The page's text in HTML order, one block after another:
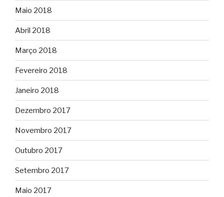
Maio 2018
Abril 2018
Março 2018
Fevereiro 2018
Janeiro 2018
Dezembro 2017
Novembro 2017
Outubro 2017
Setembro 2017
Maio 2017